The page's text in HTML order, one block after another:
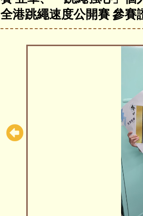
全港跳繩速度公開賽 參賽